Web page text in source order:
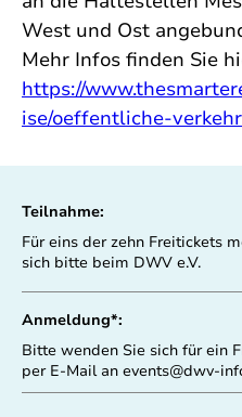
West und Ost
Mehr Infos finden Sie
https://
ise/oeffentliche-
Teilnahme:
Für eins der zehn Freitickets
sich bitte beim DWV e.V.
Anmeldung*:
Bitte wenden Sie sich für ein
per E-Mail an events@dwv-